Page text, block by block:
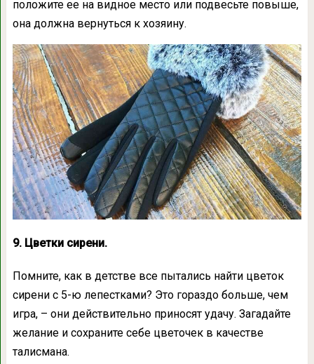
положите ее на видное место или подвесьте повыше,
она должна вернуться к хозяину.
9. Цветки сирени.
Помните, как в детстве все пытались найти цветок
сирени с 5-ю лепестками? Это гораздо больше, чем
игра, – они действительно приносят удачу. Загадайте
желание и сохраните себе цветочек в качестве
талисмана.